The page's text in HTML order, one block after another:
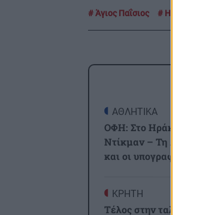
Άγιος Παΐσιος Ηθοποιός
ΑΘΛΗΤΙΚΑ
ΟΦΗ: Στο Ηράκλειο ο
Ντίκμαν – Τη Δευτέρα οι
και οι υπογραφές
ΚΡΗΤΗ
Τέλος στην